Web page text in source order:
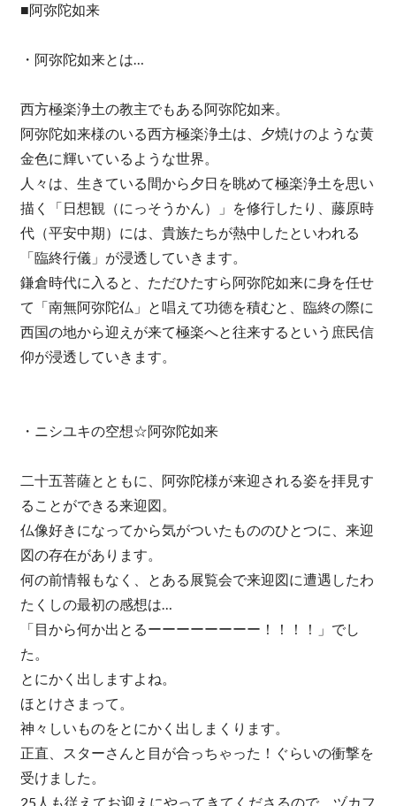
■阿弥陀如来
・阿弥陀如来とは…
西方極楽浄土の教主でもある阿弥陀如来。
阿弥陀如来様のいる西方極楽浄土は、夕焼けのような黄
金色に輝いているような世界。
人々は、生きている間から夕日を眺めて極楽浄土を思い
描く「日想観（にっそうかん）」を修行したり、藤原時
代（平安中期）には、貴族たちが熱中したといわれる
「臨終行儀」が浸透していきます。
鎌倉時代に入ると、ただひたすら阿弥陀如来に身を任せ
て「南無阿弥陀仏」と唱えて功徳を積むと、臨終の際に
西国の地から迎えが来て極楽へと往来するという庶民信
仰が浸透していきます。
・ニシユキの空想☆阿弥陀如来
二十五菩薩とともに、阿弥陀様が来迎される姿を拝見す
ることができる来迎図。
仏像好きになってから気がついたもののひとつに、来迎
図の存在があります。
何の前情報もなく、とある展覧会で来迎図に遭遇したわ
たくしの最初の感想は…
「目から何か出とるーーーーーーーー！！！！」でし
た。
とにかく出しますよね。
ほとけさまって。
神々しいものをとにかく出しまくります。
正直、スターさんと目が合っちゃった！ぐらいの衝撃を
受けました。
25人も従えてお迎えにやってきてくださるので、ヅカフ